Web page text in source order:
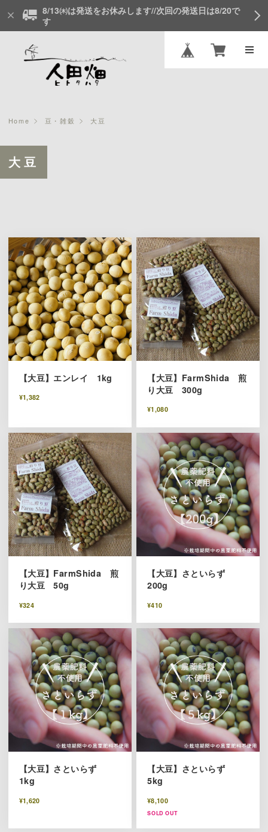
8/13㈭は発送をお休みします//次回の発送日は8/20で
す
Home 豆・雑穀 大豆
大豆
【大豆】エンレイ 1kg
¥1,382
【大豆】FarmShida 煎
り大豆 300g
¥1,080
【大豆】FarmShida 煎
り大豆 50g
¥324
【大豆】さといらず
200g
¥410
【大豆】さといらず
1kg
¥1,620
【大豆】さといらず
5kg
¥8,100
SOLD OUT